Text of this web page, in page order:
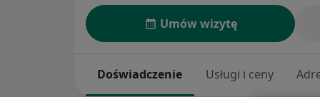
Umów wizytę
Doświadczenie Usługi i ceny